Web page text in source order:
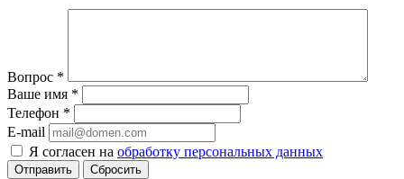
Вопрос *
Ваше имя *
Телефон *
E-mail
Я согласен на обработку персональных данных
Сбросить